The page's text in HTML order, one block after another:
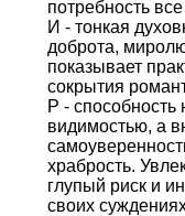
потребность
И - тонкая
доброта,
показывает
сокрытия
Р -
видимостью, а
храбрость.
глупый риск и
своих